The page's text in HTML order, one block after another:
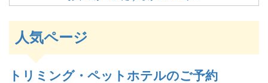
人気ページ
トリミング・ペットホテルのご予約